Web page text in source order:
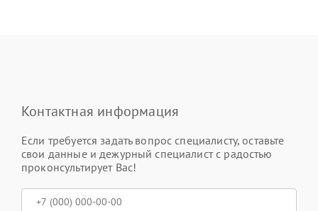
Контактная информация
Если требуется задать вопрос специалисту, оставьте
свои данные и дежурный специалист с радостью
проконсультирует Вас!